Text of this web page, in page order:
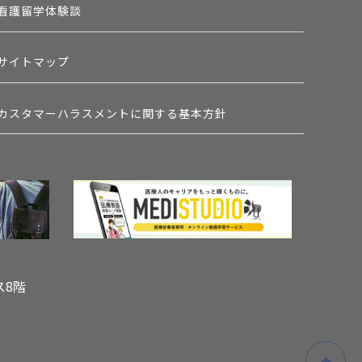
護留学体験談
イトマップ
スタマーハラスメントに関する基本方針
8階